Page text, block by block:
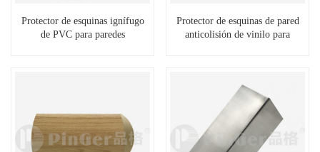
Protector de esquinas ignífugo
de PVC para paredes
Protector de esquinas de pared
anticolisión de vinilo para